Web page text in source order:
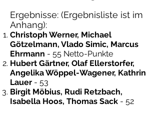
Ergebnisse: (Ergebnisliste ist im
Anhang):
Christoph Werner, Michael
Götzelmann, Vlado Simic, Marcus
Ehrmann - 55 Netto-Punkte
Hubert Gärtner, Olaf Ellerstorfer,
Angelika Wöppel-Wagener, Kathrin
Lauer - 53
Birgit Möbius, Rudi Retzbach,
Isabella Hoos, Thomas Sack - 52